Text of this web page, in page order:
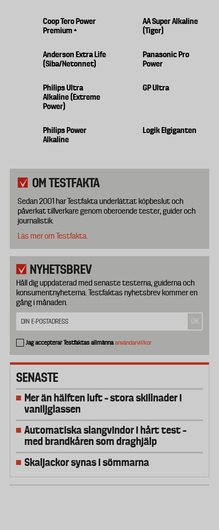
Coop Tero Power
Premium +
AA Super Alkaline
(Tiger)
Anderson Extra Life
(Siba/Netonnet)
Panasonic Pro
Power
Philips Ultra
Alkaline (Extreme
Power)
GP Ultra
Philips Power
Alkaline
Logik Elgiganten
OM TESTFAKTA
Sedan 2001 har Testfakta underlättat köpbeslut och
påverkat tillverkare genom oberoende tester, guider och
journalistik.
Läs mer om Testfakta.
NYHETSBREV
Håll dig uppdaterad med senaste testerna, guiderna och
konsumentnyheterna. Testfaktas nyhetsbrev kommer en
gång i månaden.
Jag accepterar Testfaktas allmännaanvändarvillkor
SENASTE
Mer än hälften luft – stora skillnader i
vaniljglassen
Automatiska slangvindor i hårt test –
med brandkåren som draghjälp
Skaljackor synas i sömmarna